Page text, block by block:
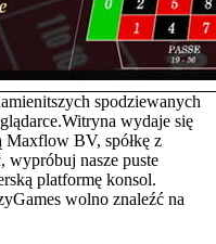
spodziewanych
wydaje się
Maxflow BV, spółkę z
wypróbuj nasze puste
platformę konsol.
wolno znaleźć na